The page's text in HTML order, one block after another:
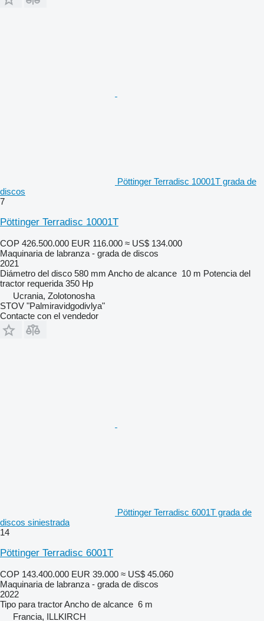
Pöttinger Terradisc 10001T grada de
discos
7
Pöttinger Terradisc 10001T
COP 426.500.000 EUR 116.000 ≈ US$ 134.000
Maquinaria de labranza - grada de discos
2021
Diámetro del disco 580 mm Ancho de alcance 10 m Potencia del
tractor requerida 350 Hp
Ucrania, Zolotonosha
STOV "Palmiravidgodivlya"
Contacte con el vendedor
Pöttinger Terradisc 6001T grada de
discos siniestrada
14
Pöttinger Terradisc 6001T
COP 143.400.000 EUR 39.000 ≈ US$ 45.060
Maquinaria de labranza - grada de discos
2022
Tipo para tractorAncho de alcance 6 m
Francia, ILLKIRCH